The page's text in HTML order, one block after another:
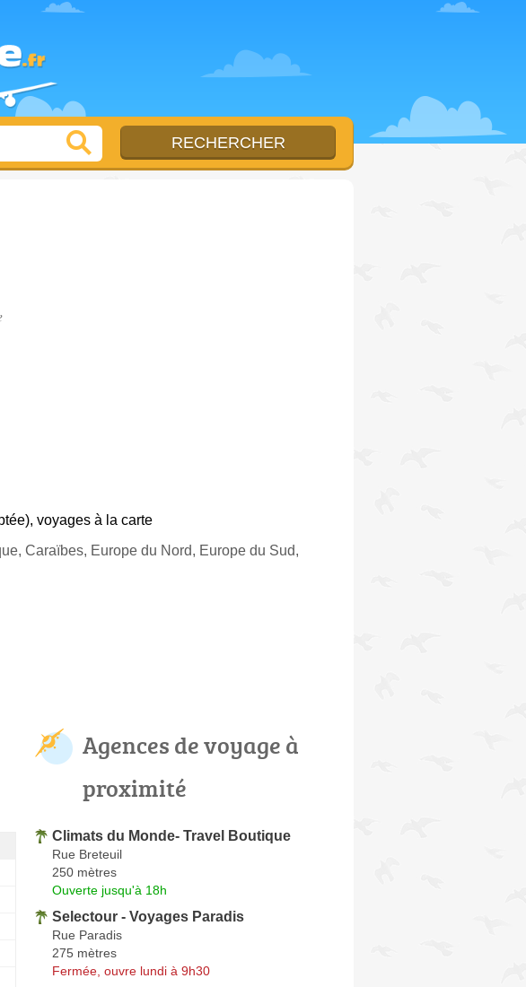
, voyages à la carte
Caraïbes, Europe du Nord, Europe du Sud,
Agences de voyage à
proximité
Climats du Monde- Travel Boutique
Rue Breteuil
250 mètres
Ouverte jusqu'à 18h
Selectour - Voyages Paradis
Rue Paradis
275 mètres
Fermée, ouvre lundi à 9h30